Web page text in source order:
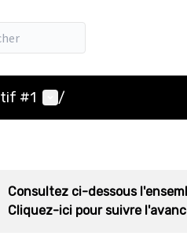
#1 Menu utilisateur
/
Consultez ci-dessous
Cliquez-ici pour suivre